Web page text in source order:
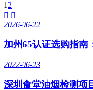
1 2
 
2026-06-22
加州65认证选购指南
2022-06-23
深圳食堂油烟检测项